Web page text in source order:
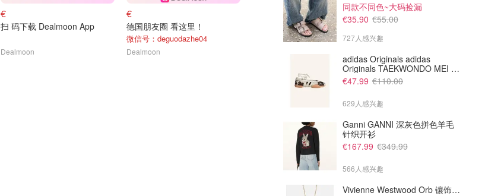
€
扫 码下载 Dealmoon App
Dealmoon
€
德国朋友圈 看这里！
微信号：deguodazhe04
Dealmoon
€0.90
REWE Bio燕麦饮料 1L
€2.20 €3.29
Oatly 燕麦饮 抹茶草莓味 1L
网红草莓抹茶燕麦奶
同款不同色~大码捡漏
€35.90 €55.00
727人感兴趣
adidas Originals adidas
Originals TAEKWONDO MEI 芭
蕾鞋 棕色米色
€47.99 €110.00
629人感兴趣
Ganni GANNI 深灰色拼色羊毛
针织开衫
€167.99 €349.99
566人感兴趣
Vivienne Westwood Orb 镶饰项链